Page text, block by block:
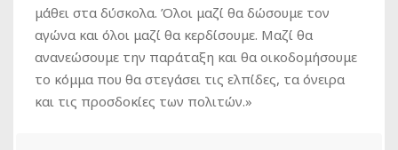
μάθει στα δύσκολα. Όλοι μαζί θα δώσουμε τον
αγώνα και όλοι μαζί θα κερδίσουμε. Μαζί θα
ανανεώσουμε την παράταξη και θα οικοδομήσουμε
το κόμμα που θα στεγάσει τις ελπίδες, τα όνειρα
και τις προσδοκίες των πολιτών.»